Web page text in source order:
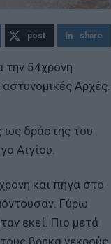
post share
την 54χρονη
Αρχές.
ως δράστης του
Αιγίου.
και πήγα στο
Γύρω
εκεί. Πιο μετά